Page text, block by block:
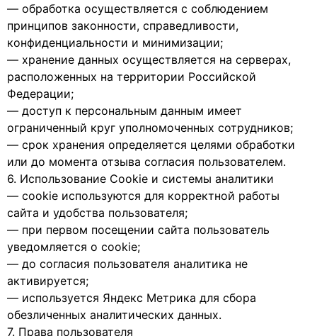
— обработка осуществляется с соблюдением
принципов законности, справедливости,
конфиденциальности и минимизации;
— хранение данных осуществляется на серверах,
расположенных на территории Российской
Федерации;
— доступ к персональным данным имеет
ограниченный круг уполномоченных сотрудников;
— срок хранения определяется целями обработки
или до момента отзыва согласия пользователем.
6. Использование Cookie и системы аналитики
— cookie используются для корректной работы
сайта и удобства пользователя;
— при первом посещении сайта пользователь
уведомляется о cookie;
— до согласия пользователя аналитика не
активируется;
— используется Яндекс Метрика для сбора
обезличенных аналитических данных.
7. Права пользователя